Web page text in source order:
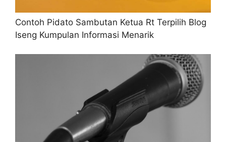
Contoh Pidato Sambutan Ketua Rt Terpilih Blog
Iseng Kumpulan Informasi Menarik